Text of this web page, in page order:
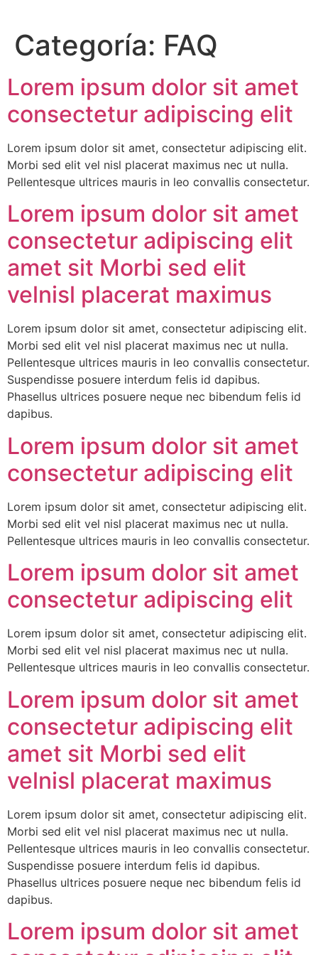
Categoría: FAQ
Lorem ipsum dolor sit amet
consectetur adipiscing elit
Lorem ipsum dolor sit amet, consectetur adipiscing elit.
Morbi sed elit vel nisl placerat maximus nec ut nulla.
Pellentesque ultrices mauris in leo convallis consectetur.
Lorem ipsum dolor sit amet
consectetur adipiscing elit
amet sit Morbi sed elit
velnisl placerat maximus
Lorem ipsum dolor sit amet, consectetur adipiscing elit.
Morbi sed elit vel nisl placerat maximus nec ut nulla.
Pellentesque ultrices mauris in leo convallis consectetur.
Suspendisse posuere interdum felis id dapibus.
Phasellus ultrices posuere neque nec bibendum felis id
dapibus.
Lorem ipsum dolor sit amet
consectetur adipiscing elit
Lorem ipsum dolor sit amet, consectetur adipiscing elit.
Morbi sed elit vel nisl placerat maximus nec ut nulla.
Pellentesque ultrices mauris in leo convallis consectetur.
Lorem ipsum dolor sit amet
consectetur adipiscing elit
Lorem ipsum dolor sit amet, consectetur adipiscing elit.
Morbi sed elit vel nisl placerat maximus nec ut nulla.
Pellentesque ultrices mauris in leo convallis consectetur.
Lorem ipsum dolor sit amet
consectetur adipiscing elit
amet sit Morbi sed elit
velnisl placerat maximus
Lorem ipsum dolor sit amet, consectetur adipiscing elit.
Morbi sed elit vel nisl placerat maximus nec ut nulla.
Pellentesque ultrices mauris in leo convallis consectetur.
Suspendisse posuere interdum felis id dapibus.
Phasellus ultrices posuere neque nec bibendum felis id
dapibus.
Lorem ipsum dolor sit amet